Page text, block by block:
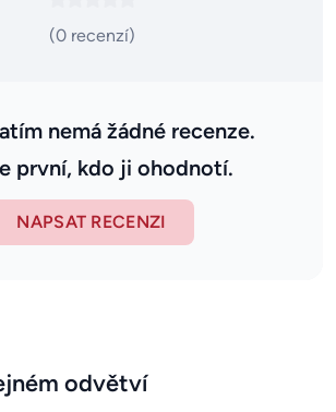
(0 recenzí)
nemá žádné recenze.
první, kdo ji ohodnotí.
NAPSAT RECENZI
odvětví